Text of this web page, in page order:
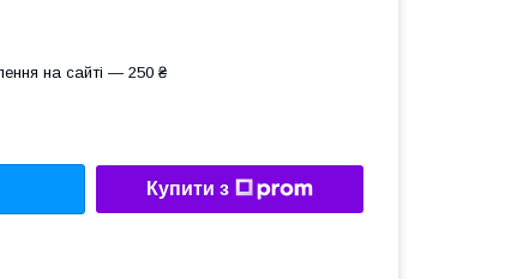
на сайті — 250 ₴
Купити з